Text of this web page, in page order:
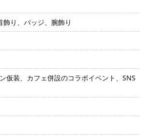
り、バッジ、腕飾り
仮装、カフェ併設のコラボイベント、SNS